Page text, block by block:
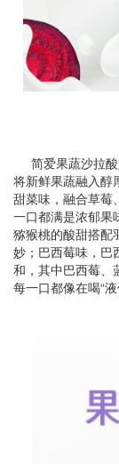
简爱果蔬沙拉酸
将新鲜果蔬融入醇
甜菜味，融合草莓
一口都满是浓郁果
猕猴桃的酸甜搭配
妙；巴西莓味，巴
和，其中巴西莓、
每一口都像在喝“液